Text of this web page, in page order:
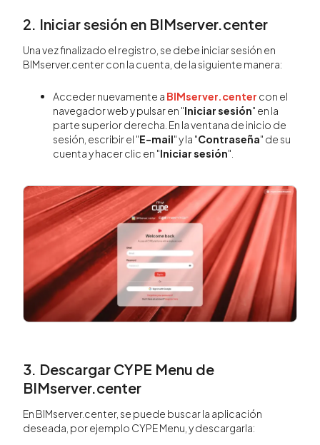
2. Iniciar sesión en BIMserver.center
Una vez finalizado el registro, se debe iniciar sesión en
BIMserver.center con la cuenta, de la siguiente manera:
Acceder nuevamente a BIMserver.center con el
navegador web y pulsar en "Iniciar sesión" en la
parte superior derecha. En la ventana de inicio de
sesión, escribir el "E-mail" y la "Contraseña" de su
cuenta y hacer clic en "Iniciar sesión".
3. Descargar CYPE Menu de
BIMserver.center
En BIMserver.center, se puede buscar la aplicación
deseada, por ejemplo CYPE Menu, y descargarla: